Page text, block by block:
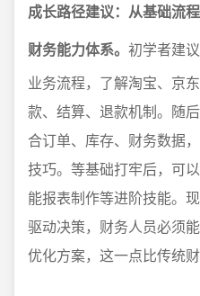
成长路径建议：从基础流
财务能力体系。 初学者建
业务流程，了解淘宝、京
款、结算、退款机制。随
合订单、库存、财务数据
技巧。等基础打牢后，可
能报表制作等进阶技能。
驱动决策，财务人员必须
优化方案，这一点比传统财